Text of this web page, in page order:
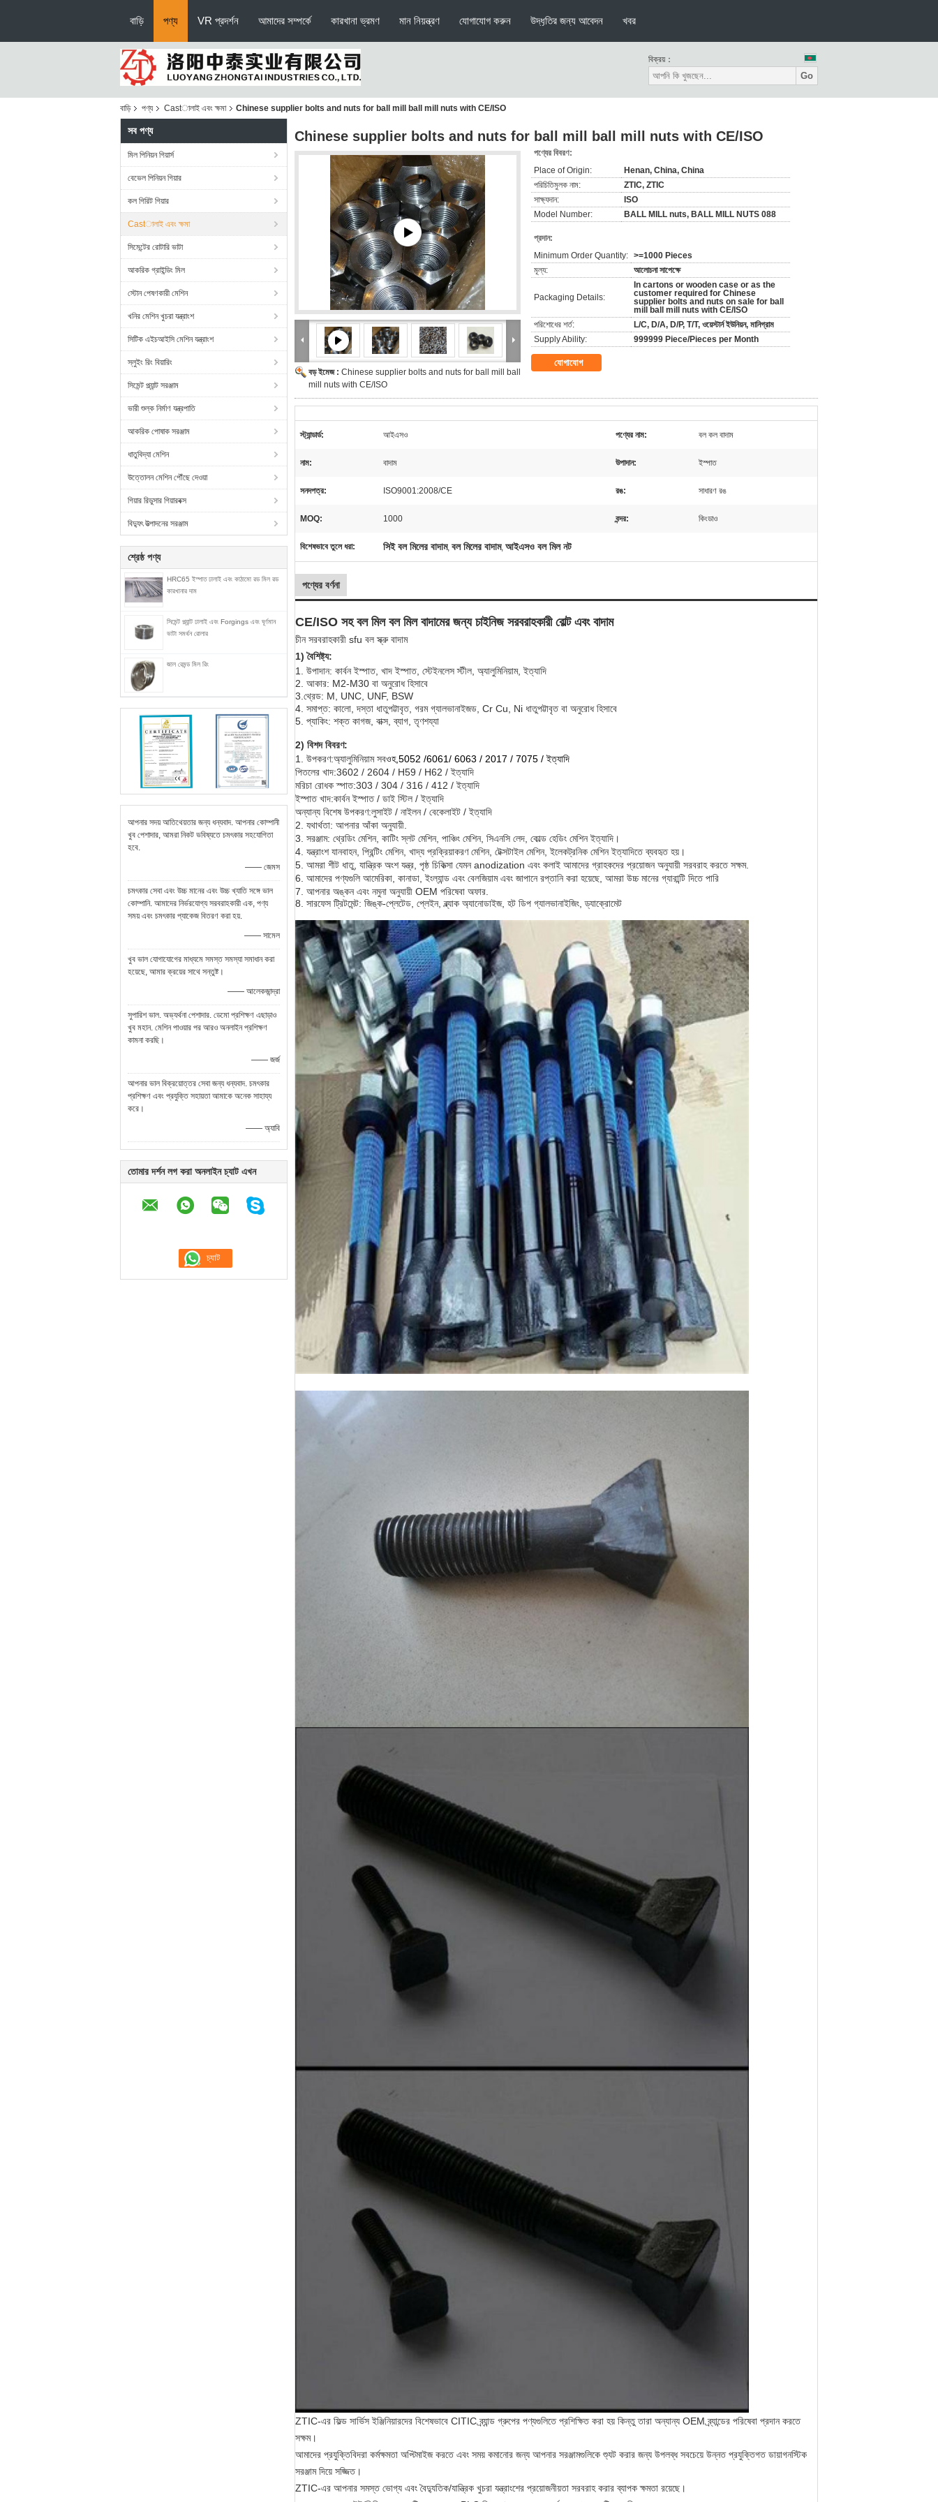
বাড়ি পণ্য VR প্রদর্শন আমাদের সম্পর্কে কারখানা ভ্রমণ মান নিয়ন্ত্রণ যোগাযোগ করুন উদ্ধৃতির জন্য আবেদন খবর
বিক্রয়：
Go
বাড়ি পণ্য Castালাই এবং ক্ষমা Chinese supplier bolts and nuts for ball mill ball mill nuts with CE/ISO
সব পণ্য
মিল পিনিয়ন গিয়ার্স
বেভেল পিনিয়ন গিয়ার
কল গিরিট গিয়ার
Castালাই এবং ক্ষমা
সিমেন্টের রোটারি ভাটা
আকরিক গ্রাইন্ডিং মিল
স্টোন পেষণকারী মেশিন
খনির মেশিন খুচরা যন্ত্রাংশ
সিটিক এইচআইসি মেশিন যন্ত্রাংশ
স্লুইং রিং বিয়ারিং
সিমেন্ট প্ল্যান্ট সরঞ্জাম
ভারী শুল্ক নির্মাণ যন্ত্রপাতি
আকরিক পোষাক সরঞ্জাম
ধাতুবিদ্যা মেশিন
উত্তোলন মেশিন পৌঁছে দেওয়া
গিয়ার রিডুসার গিয়ারবক্স
বিদ্যুৎ উত্পাদনের সরঞ্জাম
শ্রেষ্ঠ পণ্য
HRC65 ইস্পাত ঢালাই এবং কাঠামো রড মিল রড
কারখানার দাম
সিমেন্ট প্ল্যান্ট ঢালাই এবং Forgings এবং ঘূর্ণমান
ভাটা সমর্থন রোলার
জাল রেমন্ড মিল রিং
আপনার সদয় আতিথেয়তার জন্য ধন্যবাদ. আপনার কোম্পানী
খুব পেশাদার, আমরা নিকট ভবিষ্যতে চমৎকার সহযোগিতা
হবে.
—— জেমস
চমৎকার সেবা এবং উচ্চ মানের এবং উচ্চ খ্যাতি সঙ্গে ভাল
কোম্পানি. আমাদের নির্ভরযোগ্য সরবরাহকারী এক, পণ্য
সময় এবং চমৎকার প্যাকেজ বিতরণ করা হয়.
—— সামেল
খুব ভাল যোগাযোগের মাধ্যমে সমস্ত সমস্যা সমাধান করা
হয়েছে, আমার ক্রয়ের সাথে সন্তুষ্ট।
—— আলেকজান্দ্রা
সুপারিশ ভাল. অভ্যর্থনা পেশাদার. ডেমো প্রশিক্ষণ এছাড়াও
খুব মহান. মেশিন পাওয়ার পর আরও অনলাইন প্রশিক্ষণ
কামনা করছি।
—— জর্জ
আপনার ভাল বিক্রয়োত্তর সেবা জন্য ধন্যবাদ. চমৎকার
প্রশিক্ষণ এবং প্রযুক্তি সহায়তা আমাকে অনেক সাহায্য
করে।
—— অ্যাবি
তোমার দর্শন লগ করা অনলাইন চ্যাট এখন
Chinese supplier bolts and nuts for ball mill ball mill nuts with CE/ISO
বড় ইমেজ : Chinese supplier bolts and nuts for ball mill ball
mill nuts with CE/ISO
পণ্যের বিবরণ:
Place of Origin:
Henan, China, China
পরিচিতিমুলক নাম:
ZTIC, ZTIC
সাক্ষ্যদান:
ISO
Model Number:
BALL MILL nuts, BALL MILL NUTS 088
প্রদান:
Minimum Order Quantity: >=1000 Pieces
মূল্য:
আলোচনা সাপেক্ষে
Packaging Details:
In cartons or wooden case or as the
customer required for Chinese
supplier bolts and nuts on sale for ball
mill ball mill nuts with CE/ISO
পরিশোধের শর্ত:
L/C, D/A, D/P, T/T, ওয়েস্টার্ন ইউনিয়ন, মানিগ্রাম
Supply Ability:
999999 Piece/Pieces per Month
যোগাযোগ
স্ট্যান্ডার্ড: আইএসও পণ্যের নাম: বল কল বাদাম
নাম: বাদাম উপাদান: ইস্পাত
সনদপত্র: ISO9001:2008/CE রঙ: সাধারণ রঙ
MOQ: 1000 বন্দর: কিংডাও
বিশেষভাবে তুলে ধরা: সিই বল মিলের বাদাম, বল মিলের বাদাম, আইএসও বল মিল নট
পণ্যের বর্ণনা
CE/ISO সহ বল মিল বল মিল বাদামের জন্য চাইনিজ সরবরাহকারী বোল্ট এবং বাদাম
চীন সরবরাহকারী sfu বল স্ক্রু বাদাম
1) বৈশিষ্ট্য:
1. উপাদান: কার্বন ইস্পাত, খাদ ইস্পাত, স্টেইনলেস স্টীল, অ্যালুমিনিয়াম, ইত্যাদি
2. আকার: M2-M30 বা অনুরোধ হিসাবে
3.থ্রেড: M, UNC, UNF, BSW
4. সমাপ্ত: কালো, দস্তা ধাতুপট্টাবৃত, গরম গ্যালভানাইজড, Cr Cu, Ni ধাতুপট্টাবৃত বা অনুরোধ হিসাবে
5. প্যাকিং: শক্ত কাগজ, বাক্স, ব্যাগ, তৃণশয্যা
2) বিশদ বিবরণ:
1. উপকরণ:অ্যালুমিনিয়াম সবওহ,5052 /6061/ 6063 / 2017 / 7075 / ইত্যাদি
পিতলের খাদ:3602 / 2604 / H59 / H62 / ইত্যাদি
মরিচা রোধক স্পাত:303 / 304 / 316 / 412 / ইত্যাদি
ইস্পাত খাদ:কার্বন ইস্পাত / ডাই স্টিল / ইত্যাদি
অন্যান্য বিশেষ উপকরণ:লুসাইট / নাইলন / বেকেলাইট / ইত্যাদি
2. যথার্থতা: আপনার আঁকা অনুযায়ী.
3. সরঞ্জাম: থ্রেডিং মেশিন, কাটিং স্লট মেশিন, পাঞ্চিং মেশিন, সিএনসি লেদ, কোল্ড হেডিং মেশিন ইত্যাদি।
4. যন্ত্রাংশ যানবাহন, প্রিন্টিং মেশিন, খাদ্য প্রক্রিয়াকরণ মেশিন, টেক্সটাইল মেশিন, ইলেকট্রনিক মেশিন ইত্যাদিতে ব্যবহৃত হয়।
5. আমরা শীট ধাতু, যান্ত্রিক অংশ যন্ত্র, পৃষ্ঠ চিকিত্সা যেমন anodization এবং কলাই আমাদের গ্রাহকদের প্রয়োজন অনুযায়ী সরবরাহ করতে সক্ষম.
6. আমাদের পণ্যগুলি আমেরিকা, কানাডা, ইংল্যান্ড এবং বেলজিয়াম এবং জাপানে রপ্তানি করা হয়েছে, আমরা উচ্চ মানের গ্যারান্টি দিতে পারি
7. আপনার অঙ্কন এবং নমুনা অনুযায়ী OEM পরিষেবা অফার.
8. সারফেস ট্রিটমেন্ট: জিঙ্ক-প্লেটেড, প্লেইন, ব্ল্যাক অ্যানোডাইজ, হট ডিপ গ্যালভানাইজিং, ড্যাক্রোমেট
ZTIC-এর ফিল্ড সার্ভিস ইঞ্জিনিয়ারদের বিশেষভাবে CITIC ব্র্যান্ড গ্রুপের পণ্যগুলিতে প্রশিক্ষিত করা হয় কিন্তু তারা অন্যান্য OEM ব্র্যান্ডের পরিষেবা প্রদান করতে
সক্ষম।
আমাদের প্রযুক্তিবিদরা কর্মক্ষমতা অপ্টিমাইজ করতে এবং সময় কমানোর জন্য আপনার সরঞ্জামগুলিকে শ্যুট করার জন্য উপলব্ধ সবচেয়ে উন্নত প্রযুক্তিগত ডায়াগনস্টিক
সরঞ্জাম দিয়ে সজ্জিত।
ZTIC-এর আপনার সমস্ত ভোগ্য এবং বৈদ্যুতিক/যান্ত্রিক খুচরা যন্ত্রাংশের প্রয়োজনীয়তা সরবরাহ করার ব্যাপক ক্ষমতা রয়েছে।